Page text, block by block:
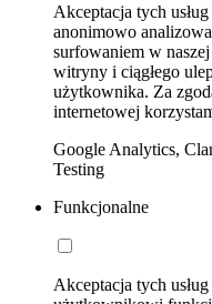
Akceptacja tych
anonimowo
surfowaniem w
witryny i ciągłego
użytkownika. Za
internetowej
Google Analytics,
Testing
Funkcjonalne
Akceptacja tych